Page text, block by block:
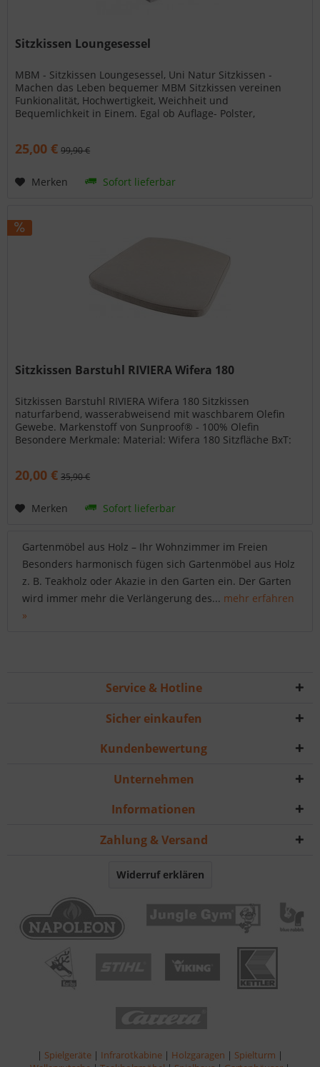
Sitzkissen Loungesessel
MBM - Sitzkissen Loungesessel, Uni Natur Sitzkissen -
Machen das Leben bequemer MBM Sitzkissen vereinen
Funkionalität, Hochwertigkeit, Weichheit und
Bequemlichkeit in Einem. Egal ob Auflage- Polster,
25,00 € 99,90 €
Merken Sofort lieferbar
Sitzkissen Barstuhl RIVIERA Wifera 180
Sitzkissen Barstuhl RIVIERA Wifera 180 Sitzkissen
naturfarbend, wasserabweisend mit waschbarem Olefin
Gewebe. Markenstoff von Sunproof® - 100% Olefin
Besondere Merkmale: Material: Wifera 180 Sitzfläche BxT:
20,00 € 35,90 €
Merken Sofort lieferbar
Gartenmöbel aus Holz – Ihr Wohnzimmer im Freien
Besonders harmonisch fügen sich Gartenmöbel aus Holz
z. B. Teakholz oder Akazie in den Garten ein. Der Garten
wird immer mehr die Verlängerung des... mehr erfahren
»
Service & Hotline
Sicher einkaufen
Kundenbewertung
Unternehmen
Informationen
Zahlung & Versand
Widerruf erklären
| Spielgeräte | Infrarotkabine | Holzgaragen | Spielturm |